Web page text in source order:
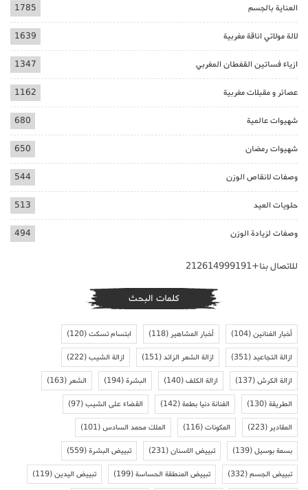
العناية بالجسم 1785
لالة مولاتي اناقة مغربية 1639
ازياء فساتين القفطان المغربي 1347
عصائر و مقبلات مغربية 1162
شهيوات عالمية 680
شهيوات رمضان 650
وصفات لانقاص الوزن 544
حلويات العيد 513
وصفات لزيادة الوزن 494
للاتصال بنا+212614999191
كلمات البحث
أخبار الفنانين(104) أخبار المشاهير(118) ابتسام تسكت(120)
ازالة التجاعيد(351) ازالة الشعر الزائد(151) ازالة الشيب(222)
ازالة الكرش(137) ازالة الكلف(140) البشرة(194) الشعر(163)
الطريقة(130) الفنانة دنيا بطمة(142) القضاء على الشيب(97)
المقادير(223) المكونات(116) الملك محمد السادس(101)
بسمة بوسيل(139) تبييض الاسنان(231) تبييض البشرة(559)
تبييض الجسم(332) تبييض المنطقة الحساسة(199) تبييض اليدين(119)